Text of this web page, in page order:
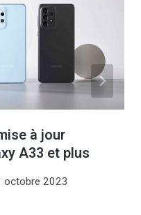
à jour
A33 et plus
octobre 2023